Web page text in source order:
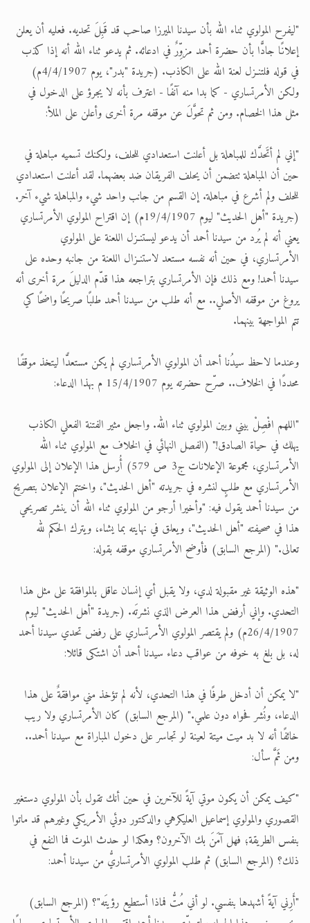
"ليفرح المولوي ثناء الله بأن سيدنا الميرزا صاحب قد قَبِلَ تحديه. فعليه أن يعلن
إعلانًا جادًّا بأن حضرة أحمد مزوِّرٌ في ادعائه. ثم يدعو ثناء الله أنه إذا كذب
في قوله فلتنـزل لعنة الله على الكاذب. (جريدة "بدر"، يوم 4/4/1907م)
ولكن الأمرتساري - كما بدا منه آنفًا - اعترف بأنه لا يجرؤ على الدخول في
مثل هذا الخصام. ومن ثم تحوَّلَ عن موقفه مرة أخرى وأعلن على الملأ:
"إني لم أتَحدَّك للمباهلة بل أعلنت استعدادي للحلف، ولكنك تسميه مباهلة في
حين أن المباهلة تتضمن أن يحلف الفريقان ضد بعضهما. لقد أعلنت استعدادي
للحلف ولم أشرع في مباهلة. إن القسم من جانب واحد شيء والمباهلة شيء آخر.
(جريدة "أهل الحديث" ليوم 19/4/1907م) إن اقتراح المولوي الأمرتساري
يعني أنه لم يُرد من سيدنا أحمد أن يدعو ليستنـزل اللعنة على المولوي
الأمرتساري، في حين أنه نفسه مستعد لاستنـزال اللعنة من جانبه وحده على
سيدنا أحمد! ومع ذلك فإن الأمرتساري بتراجعه هذا قدّم الدليلَ مرة أخرى أنه
يروغ من موقفه الأصلي.. مع أنه طلب من سيدنا أحمد طلبًا صريحًا واضحًا كي
تتم المواجهة بينهما.
وعندما لاحظ سيدُنا أحمد أن المولوي الأمرتساري لم يكن مستعدًّا ليتخذ موقفًا
محددًا في الخلاف.. صرّح حضرته يوم 15/4/1907 م بهذا الدعاء:
"اللهم افْصِلْ بيني وبين المولوي ثناء الله. واجعل مثير الفتنة الفعلي الكاذب
يهلك في حياة الصادق!" (الفصل النهائي في الخلاف مع المولوي ثناء الله
الأمرتساري، مجموعة الإعلانات ج3 ص 579) أُرسل هذا الإعلان إلى المولوي
الأمرتساري مع طلبٍ لنشره في جريدته "أهل الحديث"، واختتم الإعلان بتصريح
من سيدنا أحمد يقول فيه: "وأخيرا أرجو من المولوي ثناء الله أن ينشر تصريحي
هذا في صحيفته "أهل الحديث"، ويعلق في نهايته بما يشاء، ويترك الحكم لله
تعالى." (المرجع السابق) فأوضح الأمرتساري موقفه بقوله:
"هذه الوثيقة غير مقبولة لدي، ولا يقبل أي إنسان عاقل بالموافقة على مثل هذا
التحدي. وإني أرفض هذا العرض الذي نشرتَه. (جريدة "أهل الحديث" ليوم
26/4/1907م) ولم يقتصر المولوي الأمرتساري على رفض تحدي سيدنا أحمد
له، بل بلغ به خوفه من عواقب دعاء سيدنا أحمد أن اشتكى قائلا:
"لا يمكن أن أدخل طرفًا في هذا التحدي، لأنه لم تؤخذ مني موافقةٌ على هذا
الدعاء، ونُشر فحواه دون علمي." (المرجع السابق) كان الأمرتساري ولا ريب
خائفًا أنه لا بد ميت ميتة لعينة لو تجاسر على دخول المباراة مع سيدنا أحمد..
ومن ثَمَّ سأل:
"كيف يمكن أن يكون موتي آيةً للآخرين في حين أنك تقول بأن المولوي دستغير
القصوري والمولوي إسماعيل العليكرهي والدكتور دوئي الأمريكي وغيرهم قد ماتوا
بنفس الطريقة؛ فهل آمَنَ بك الآخرون؟ وهكذا لو حدث الموت فما النفع في
ذلك؟ (المرجع السابق) ثم طلب المولوي الأمرتساريُّ من سيدنا أحمد:
"أَرِني آيةً أشهدها بنفسي. لو أني مُتُّ فماذا أستطيع رؤيتَه"؟ (المرجع السابق)